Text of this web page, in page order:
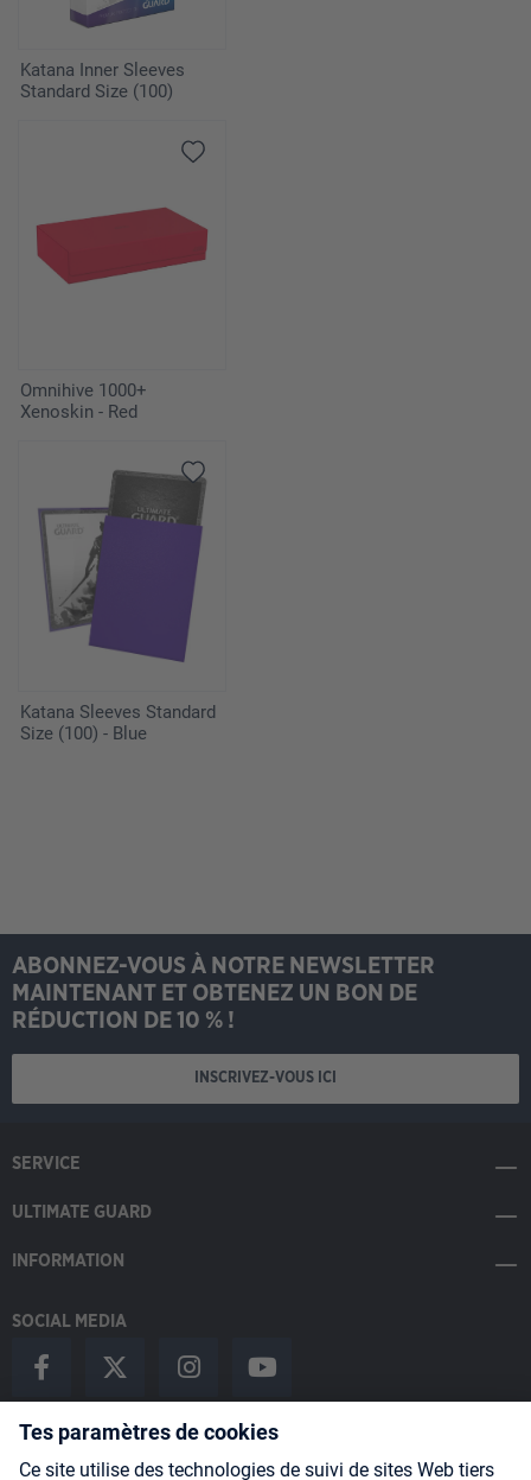
Katana Inner Sleeves
Standard Size (100)
Omnihive 1000+
Xenoskin - Red
Katana Sleeves Standard
Size (100) - Blue
ABONNEZ-VOUS À NOTRE NEWSLETTER
MAINTENANT ET OBTENEZ UN BON DE
RÉDUCTION DE 10 % !
INSCRIVEZ-VOUS ICI
SERVICE
ULTIMATE GUARD
INFORMATION
SOCIAL MEDIA
Payment Methods